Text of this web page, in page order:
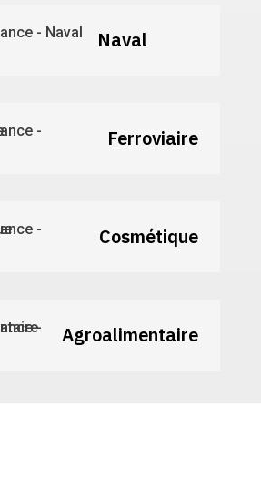
Naval
Ferroviaire
Cosmétique
Agroalimentaire